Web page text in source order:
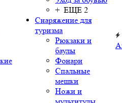
+ ЕЩЕ 2
Снаряжение для
туризма
Рюкзаки и
баулы
Фонари
Спальные
мешки
Ножи и